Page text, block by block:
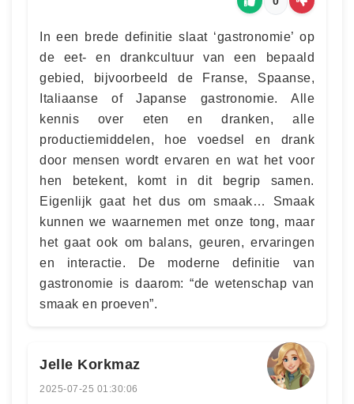
In een brede definitie slaat ‘gastronomie’ op
de eet- en drankcultuur van een bepaald
gebied, bijvoorbeeld de Franse, Spaanse,
Italiaanse of Japanse gastronomie. Alle
kennis over eten en dranken, alle
productiemiddelen, hoe voedsel en drank
door mensen wordt ervaren en wat het voor
hen betekent, komt in dit begrip samen.
Eigenlijk gaat het dus om smaak… Smaak
kunnen we waarnemen met onze tong, maar
het gaat ook om balans, geuren, ervaringen
en interactie. De moderne definitie van
gastronomie is daarom: “de wetenschap van
smaak en proeven”.
Jelle Korkmaz
2025-07-25 01:30:06